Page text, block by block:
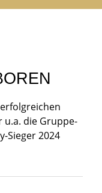
u.a. die Gruppe-
Sieger 2024